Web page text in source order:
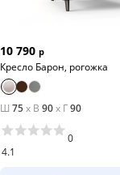
10 790 р
Кресло Барон, рогожка
Ш 75x В 90x Г90
4.1
0